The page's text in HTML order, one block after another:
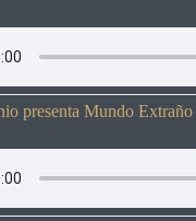
presenta Mundo Extraño